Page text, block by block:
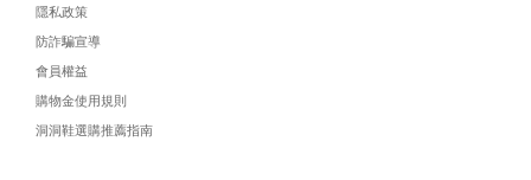
隱私政策
防詐騙宣導
會員權益
購物金使用規則
洞洞鞋選購推薦指南